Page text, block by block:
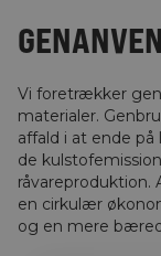
Vi foretrækker
materialer.
affald i at ende på
de
en cirkulær
og en mere